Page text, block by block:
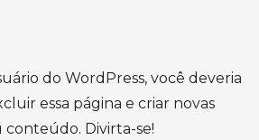
do WordPress, você deveria
essa página e criar novas
conteúdo. Divirta-se!